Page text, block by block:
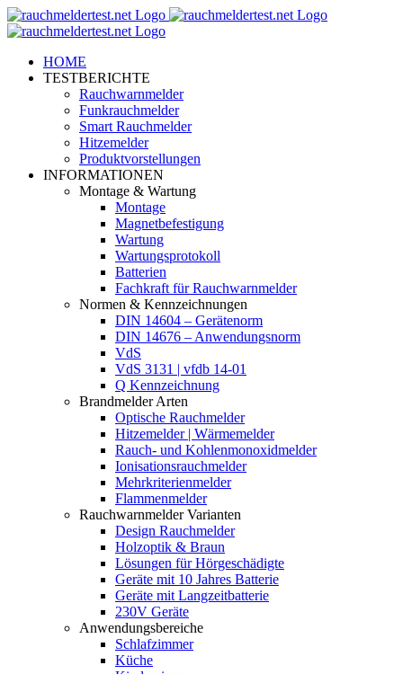
Zum
Inhalt
HOME
TESTBERICHTE
Rauchwarnmelder
Funkrauchmelder
Smart Rauchmelder
Hitzemelder
Produktvorstellungen
INFORMATIONEN
Montage & Wartung
Montage
Magnetbefestigung
Wartung
Wartungsprotokoll
Batterien
Fachkraft für Rauchwarnmelder
Normen & Kennzeichnungen
DIN 14604 – Gerätenorm
DIN 14676 – Anwendungsnorm
VdS
VdS 3131 | vfdb 14-01
Q Kennzeichnung
Brandmelder Arten
Optische Rauchmelder
Hitzemelder | Wärmemelder
Rauch- und Kohlenmonoxidmelder
Ionisationsrauchmelder
Mehrkriterienmelder
Flammenmelder
Rauchwarnmelder Varianten
Design Rauchmelder
Holzoptik & Braun
Lösungen für Hörgeschädigte
Geräte mit 10 Jahres Batterie
Geräte mit Langzeitbatterie
230V Geräte
Anwendungsbereiche
Schlafzimmer
Küche